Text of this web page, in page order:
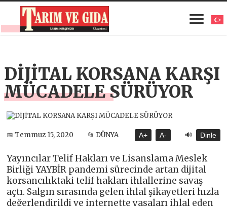
DİJİTAL KORSANA KARŞI
MÜCADELE SÜRÜYOR
📅 Temmuz 15, 2020 📂 DÜNYA A+ A- 🔊 Dinle
Yayıncılar Telif Hakları ve Lisanslama Meslek
Birliği YAYBİR pandemi sürecinde artan dijital
korsancılıktaki telif hakları ihlallerine savaş
açtı. Salgın sırasında gelen ihlal şikayetleri hızla
değerlendirildi ve internette yasaları ihlal eden